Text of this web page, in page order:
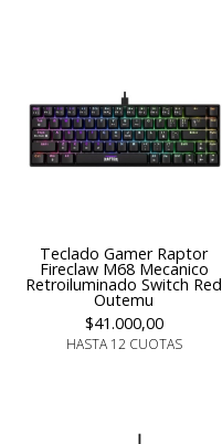
Teclado Gamer Raptor
Fireclaw M68 Mecanico
Retroiluminado Switch Red
Outemu
$41.000,00
HASTA 12 CUOTAS